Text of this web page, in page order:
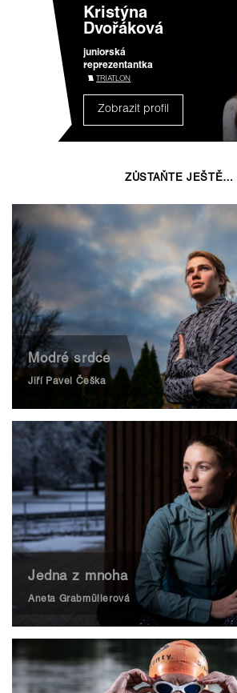
Kristýna
Dvořáková
juniorská
reprezentantka
TRIATLON
Zobrazit profil
ZŮSTAŇTE JEŠTĚ…
Modré srdce
Jiří Pavel Češka
Jedna z mnoha
Aneta Grabmüllerová